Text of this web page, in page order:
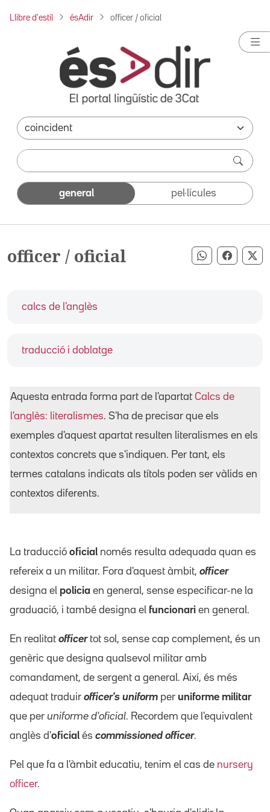
Llibre d'estil ésAdir officer / oficial
general pel·lícules
officer / oficial Compartir
calcs de l'anglès
traducció i doblatge
Aquesta entrada forma part de l'apartat Calcs de
l'anglès: literalismes. S'ha de precisar que els
exemples d'aquest apartat resulten literalismes en els
contextos concrets que s'indiquen. Per tant, els
termes catalans indicats als títols poden ser vàlids en
contextos diferents.
La traducció oficial només resulta adequada quan es
refereix a un militar. Fora d'aquest àmbit, officer
designa el policia en general, sense especificar-ne la
graduació, i també designa el
funcionari en general.
En realitat officertot sol, sense cap complement, és un
genèric que designa qualsevol militar amb
comandament, de sergent a general. Així, és més
adequat traduir officer's uniform per uniforme militar
que per uniforme d'oficial. Recordem que l'equivalent
anglès d'oficial és commissioned officer.
Pel que fa a l'àmbit educatiu, tenim el cas de nursery
officer.